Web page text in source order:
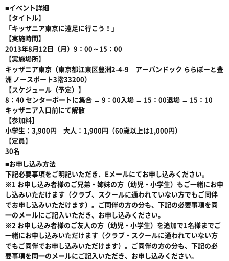
■イベント詳細
【タイトル】
「キッザニア東京に遠足に行こう！」
【実施時間】
2013年8月12日（月）9：00～15：00
【実施場所】
キッザニア東京（東京都江東区豊洲2-4-9 アーバンドック ららぽーと豊
洲 ノースポート3階33200）
【スケジュール（予定）】
8：40 センターポートに集合 → 9：00入場 → 15：00退場 → 15：10
キッザニア入口前にて解散
【参加料】
小学生：3,900円 大人：1,900円（60歳以上は1,000円）
【定員】
30名
■お申し込み方法
下記必要事項をご明記いただき、Eメールにてお申し込みください。
※1 お申し込み者様のご兄弟・姉妹の方（幼児・小学生）もご一緒にお申
し込みいただけます（クラブ、スクールに通われていない方でもご同伴
でお申し込みいただけます）。ご同伴の方の分も、下記の必要事項を同
一のメールにご記入いただき、お申し込みください。
※2 お申し込み者様のご友人の方（幼児・小学生）を追加で1名様までご
一緒にお申し込みいただけます（クラブ・スクールに通われていない方
でもご同伴でお申し込みいただけます）。ご同伴の方の分も、下記の必
要事項を同一のメールにご記入いただき、お申し込みください。